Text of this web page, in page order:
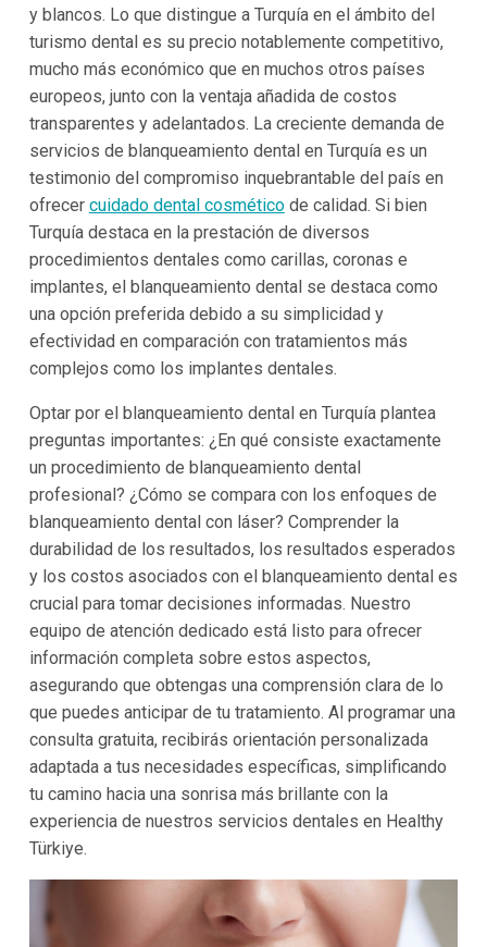
y blancos. Lo que distingue a Turquía en el ámbito del
turismo dental es su precio notablemente competitivo,
mucho más económico que en muchos otros países
europeos, junto con la ventaja añadida de costos
transparentes y adelantados. La creciente demanda de
servicios de blanqueamiento dental en Turquía es un
testimonio del compromiso inquebrantable del país en
ofrecer cuidado dental cosméticode calidad. Si bien
Turquía destaca en la prestación de diversos
procedimientos dentales como carillas, coronas e
implantes, el blanqueamiento dental se destaca como
una opción preferida debido a su simplicidad y
efectividad en comparación con tratamientos más
complejos como los implantes dentales.
Optar por el blanqueamiento dental en Turquía plantea
preguntas importantes: ¿En qué consiste exactamente
un procedimiento de blanqueamiento dental
profesional? ¿Cómo se compara con los enfoques de
blanqueamiento dental con láser? Comprender la
durabilidad de los resultados, los resultados esperados
y los costos asociados con el blanqueamiento dental es
crucial para tomar decisiones informadas. Nuestro
equipo de atención dedicado está listo para ofrecer
información completa sobre estos aspectos,
asegurando que obtengas una comprensión clara de lo
que puedes anticipar de tu tratamiento. Al programar una
consulta gratuita, recibirás orientación personalizada
adaptada a tus necesidades específicas, simplificando
tu camino hacia una sonrisa más brillante con la
experiencia de nuestros servicios dentales en Healthy
Türkiye.